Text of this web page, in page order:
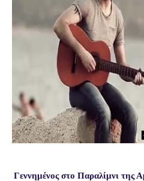
Γεννημένος στο Παραλίμνι της